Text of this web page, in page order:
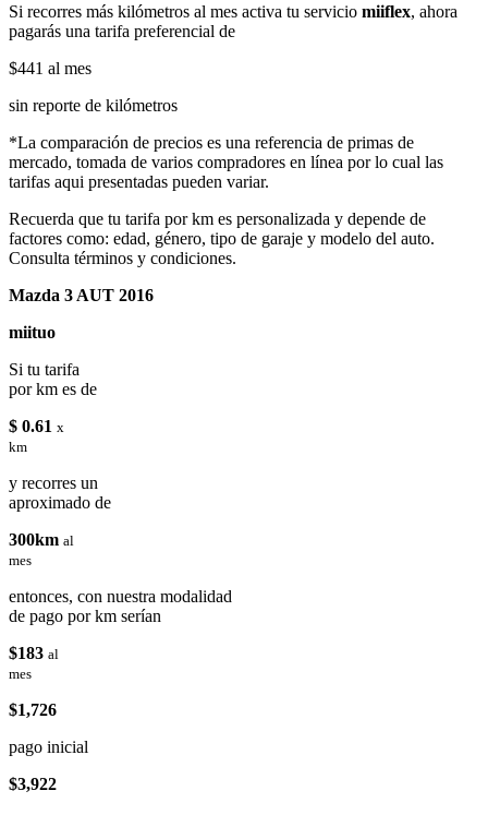
Si recorres más kilómetros al mes activa tu servicio miiflex, ahora
pagarás una tarifa preferencial de
$441 al mes
sin reporte de kilómetros
*La comparación de precios es una referencia de primas de
mercado, tomada de varios compradores en línea por lo cual las
tarifas aqui presentadas pueden variar.
Recuerda que tu tarifa por km es personalizada y depende de
factores como: edad, género, tipo de garaje y modelo del auto.
Consulta términos y condiciones.
Mazda 3 AUT 2016
miituo
Si tu tarifa
por km es de
$ 0.61 x
km
y recorres un
aproximado de
300km al
mes
entonces, con nuestra modalidad
de pago por km serían
$183 al
mes
$1,726
pago inicial
$3,922